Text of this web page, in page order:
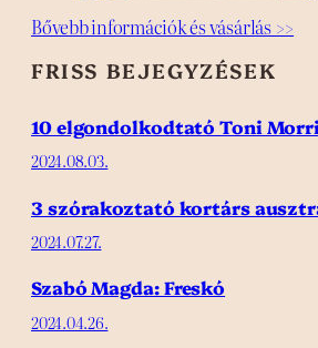
Bővebb információk és vásárlás >>
FRISS BEJEGYZÉSEK
10 elgondolkodtató Toni
2024.08.03.
3 szórakoztató kortárs
2024.07.27.
Szabó Magda: Freskó
2024.04.26.